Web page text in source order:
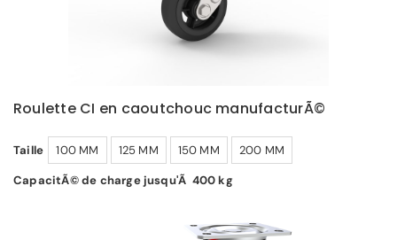
Roulette CI en caoutchouc manufacturÃ©
Taille 100 MM 125 MM 150 MM
200 MM
CapacitÃ© de charge jusqu'Ã 400 kg